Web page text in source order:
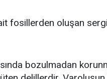
fosillerden oluşan
bozulmadan